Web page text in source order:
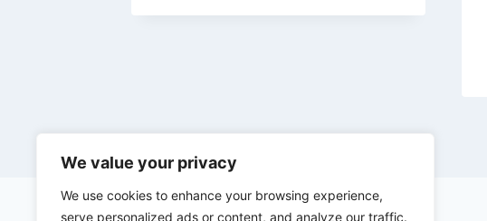
We value your privacy
We use cookies to enhance your browsing experience,
serve personalized ads or content, and analyze our traffic.